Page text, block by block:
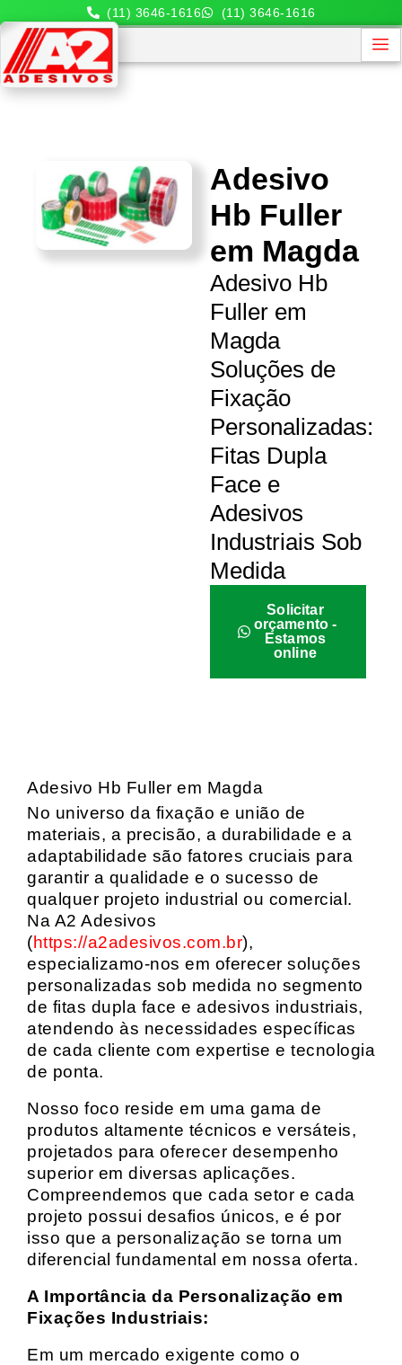
(11) 3646-1616 (11) 3646-1616
Adesivo
Hb Fuller
em Magda
Adesivo Hb
Fuller em
Magda
Soluções de
Fixação
Personalizadas:
Fitas Dupla
Face e
Adesivos
Industriais Sob
Medida
Solicitar
orçamento -
Estamos
online
Adesivo Hb Fuller em Magda
No universo da fixação e união de
materiais, a precisão, a durabilidade e a
adaptabilidade são fatores cruciais para
garantir a qualidade e o sucesso de
qualquer projeto industrial ou comercial.
Na A2 Adesivos
(https://a2adesivos.com.br),
especializamo-nos em oferecer soluções
personalizadas sob medida no segmento
de fitas dupla face e adesivos industriais,
atendendo às necessidades específicas
de cada cliente com expertise e tecnologia
de ponta.
Nosso foco reside em uma gama de
produtos altamente técnicos e versáteis,
projetados para oferecer desempenho
superior em diversas aplicações.
Compreendemos que cada setor e cada
projeto possui desafios únicos, e é por
isso que a personalização se torna um
diferencial fundamental em nossa oferta.
A Importância da Personalização em
Fixações Industriais:
Em um mercado exigente como o